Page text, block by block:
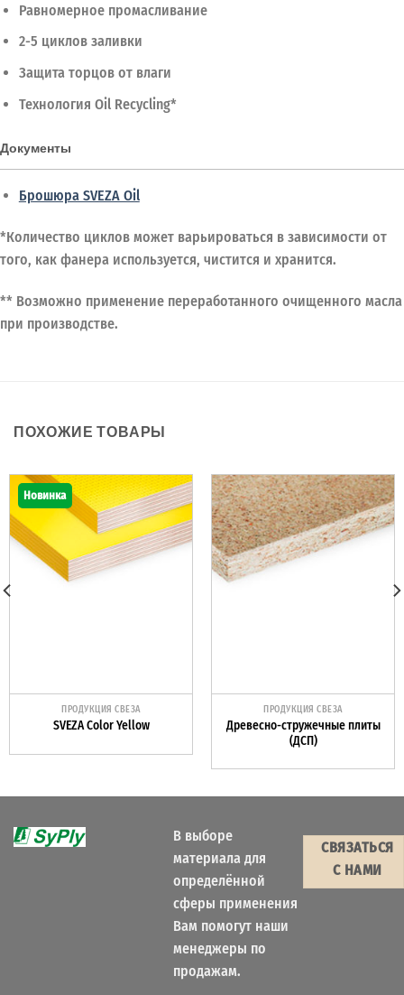
Равномерное промасливание
2-5 циклов заливки
Защита торцов от влаги
Технология Oil Recycling*
Документы
Брошюра SVEZA Oil
*Количество циклов может варьироваться в зависимости от
того, как фанера используется, чистится и хранится.
** Возможно применение переработанного очищенного масла
при производстве.
ПОХОЖИЕ ТОВАРЫ
Новинка
ПРОДУКЦИЯ СВЕЗА
SVEZA Color Yellow
ПРОДУКЦИЯ СВЕЗА
Древесно-стружечные плиты
(ДСП)
В выборе
материала для
определённой
сферы применения
Вам помогут наши
менеджеры по
продажам.
СВЯЗАТЬСЯ
С НАМИ